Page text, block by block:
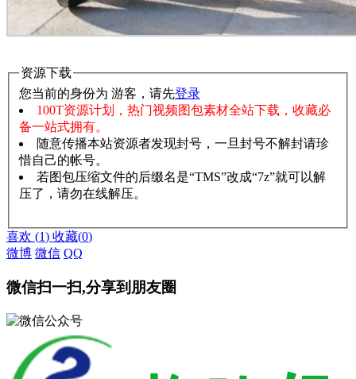
资源下载
您当前的身份为 游客，请先登录
100T资源计划，热门视频图包素材全站下载，收藏必
备一站式拥有。
随意传播本站资源者发现封号，一旦封号不解封请珍
惜自己的帐号。
若图包压缩文件的后缀名是“TMS”改成“7z”就可以解
压了，请勿在线解压。
喜欢 (1) 收藏(0)
微博 微信 QQ
微信扫一扫,分享到朋友圈